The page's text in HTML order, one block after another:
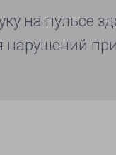
на пульсе